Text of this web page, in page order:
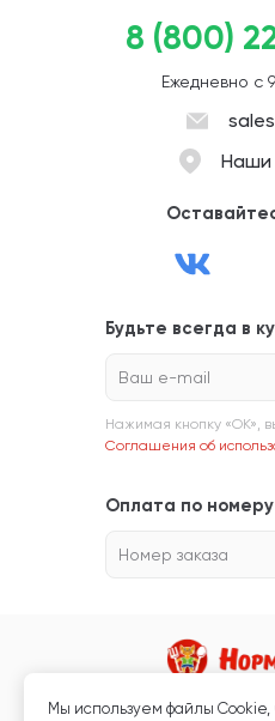
8 (800)
Ежедневно с
Наши
Будьте всегда в
Ваш e-mail
Нажимая кнопку «ОК»,
Соглашения об
Оплата по номеру
Номер заказа
Магазин кормов для
Мы используем файлы Сookie,